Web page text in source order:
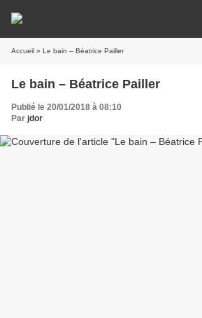
Accueil » Le bain – Béatrice Pailler
Le bain – Béatrice Pailler
Publié le 20/01/2018 à 08:10
Par jdor